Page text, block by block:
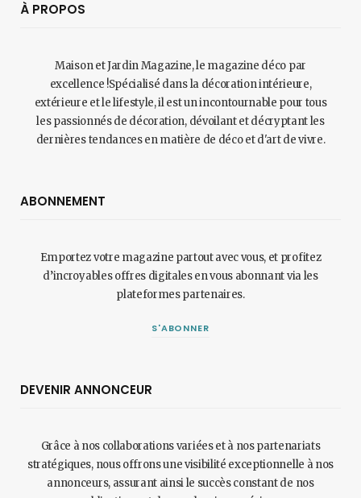
À PROPOS
Maison et Jardin Magazine, le magazine déco par
excellence !Spécialisé dans la décoration intérieure,
extérieure et le lifestyle, il est un incontournable pour tous
les passionnés de décoration, dévoilant et décryptant les
dernières tendances en matière de déco et d'art de vivre.
ABONNEMENT
Emportez votre magazine partout avec vous, et profitez
d’incroyables offres digitales en vous abonnant via les
plateformes partenaires.
S'ABONNER
DEVENIR ANNONCEUR
Grâce à nos collaborations variées et à nos partenariats
stratégiques, nous offrons une visibilité exceptionnelle à nos
annonceurs, assurant ainsi le succès constant de nos